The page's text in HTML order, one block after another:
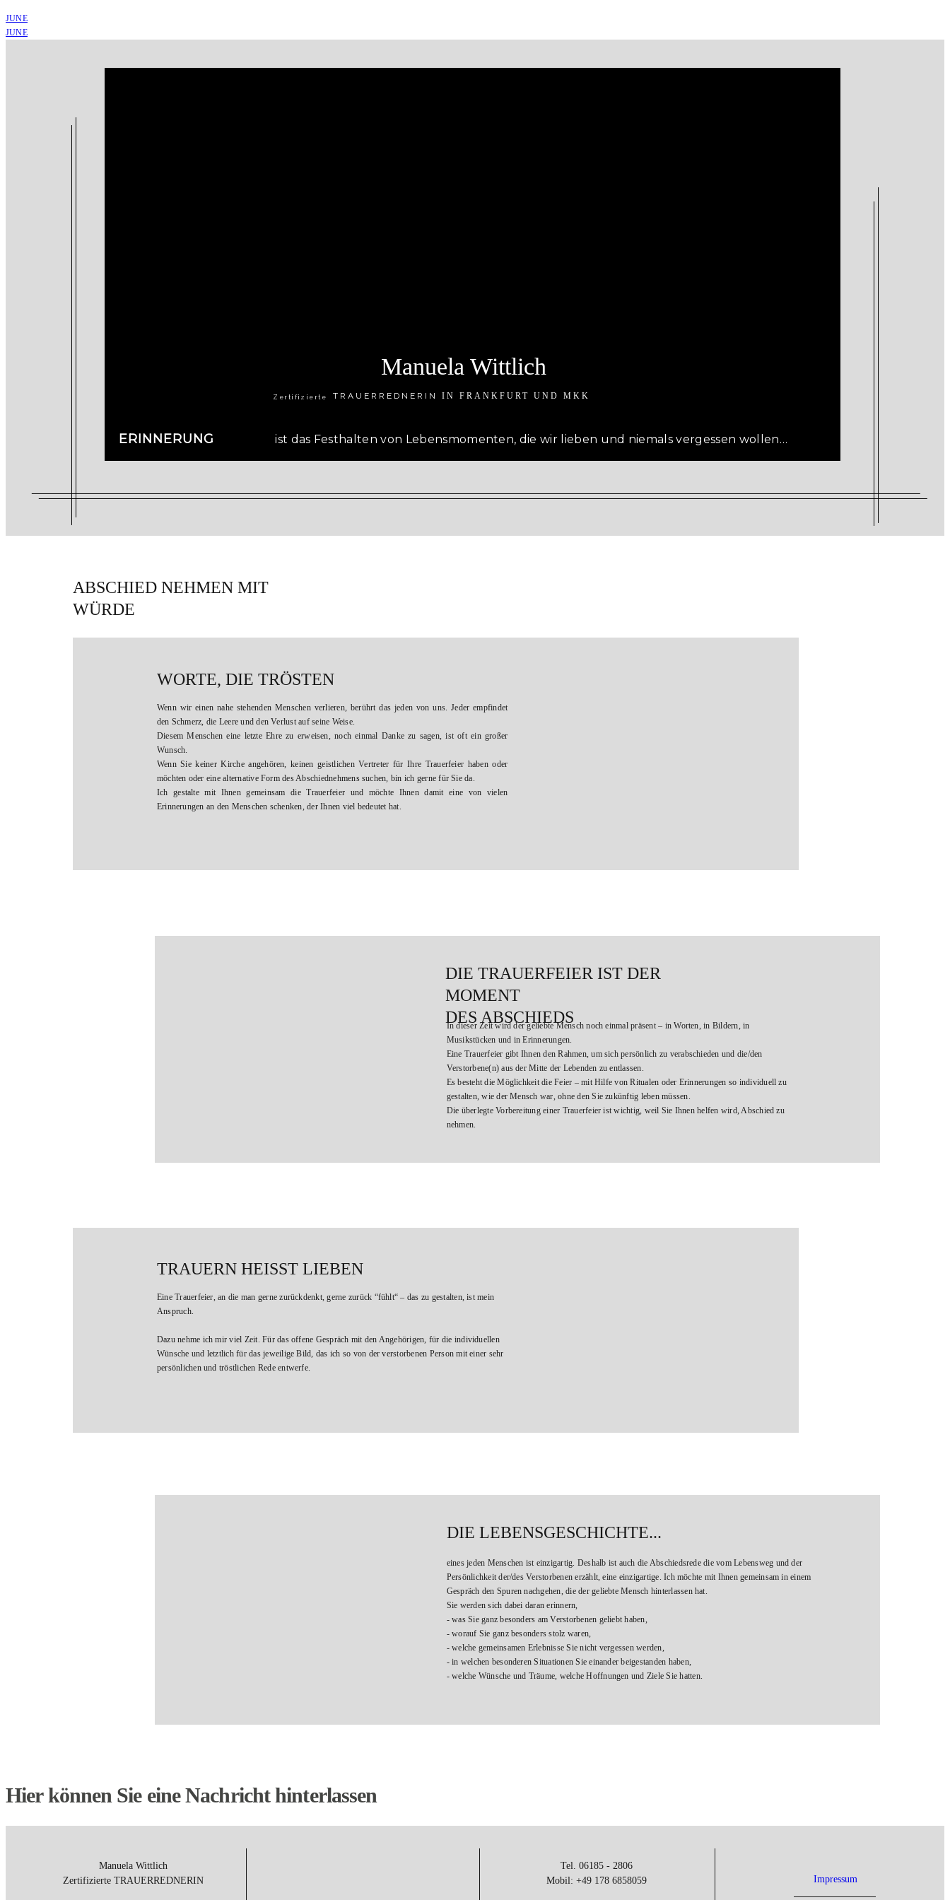
JUNE
JUNE
Manuela Wittlich
TRAUERREDNERIN IN FRANKFURT UND MKK
Zertifizierte
ERINNERUNG ist das Festhalten von Lebensmomenten, die wir lieben und niemals vergessen wollen…
ABSCHIED NEHMEN MIT
WÜRDE
WORTE, DIE TRÖSTEN
Wenn wir einen nahe stehenden Menschen verlieren, berührt das jeden von uns. Jeder empfindet
den Schmerz, die Leere und den Verlust auf seine Weise.
Diesem Menschen eine letzte Ehre zu erweisen, noch einmal Danke zu sagen, ist oft ein großer
Wunsch.
Wenn Sie keiner Kirche angehören, keinen geistlichen Vertreter für Ihre Trauerfeier haben oder
möchten oder eine alternative Form des Abschiednehmens suchen, bin ich gerne für Sie da.
Ich gestalte mit Ihnen gemeinsam die Trauerfeier und möchte Ihnen damit eine von vielen
Erinnerungen an den Menschen schenken, der Ihnen viel bedeutet hat.
DIE TRAUERFEIER IST DER
MOMENT
DES ABSCHIEDS
In dieser Zeit wird der geliebte Mensch noch einmal präsent – in Worten, in Bildern, in
Musikstücken und in Erinnerungen.
Eine Trauerfeier gibt Ihnen den Rahmen, um sich persönlich zu verabschieden und die/den
Verstorbene(n) aus der Mitte der Lebenden zu entlassen.
Es besteht die Möglichkeit die Feier – mit Hilfe von Ritualen oder Erinnerungen so individuell zu
gestalten, wie der Mensch war, ohne den Sie zukünftig leben müssen.
Die überlegte Vorbereitung einer Trauerfeier ist wichtig, weil Sie Ihnen helfen wird, Abschied zu
nehmen.
TRAUERN HEISST LIEBEN
Eine Trauerfeier, an die man gerne zurückdenkt, gerne zurück “fühlt“ – das zu gestalten, ist mein
Anspruch.
Dazu nehme ich mir viel Zeit. Für das offene Gespräch mit den Angehörigen, für die individuellen
Wünsche und letztlich für das jeweilige Bild, das ich so von der verstorbenen Person mit einer sehr
persönlichen und tröstlichen Rede entwerfe.
DIE LEBENSGESCHICHTE...
eines jeden Menschen ist einzigartig. Deshalb ist auch die Abschiedsrede die vom Lebensweg und der
Persönlichkeit der/des Verstorbenen erzählt, eine einzigartige. Ich möchte mit Ihnen gemeinsam in einem
Gespräch den Spuren nachgehen, die der geliebte Mensch hinterlassen hat.
Sie werden sich dabei daran erinnern,
- was Sie ganz besonders am Verstorbenen geliebt haben,
- worauf Sie ganz besonders stolz waren,
- welche gemeinsamen Erlebnisse Sie nicht vergessen werden,
- in welchen besonderen Situationen Sie einander beigestanden haben,
- welche Wünsche und Träume, welche Hoffnungen und Ziele Sie hatten.
Hier können Sie eine Nachricht hinterlassen
Manuela Wittlich
Zertifizierte TRAUERREDNERIN
Tel. 06185 - 2806
Mobil: +49 178 6858059
Impressum